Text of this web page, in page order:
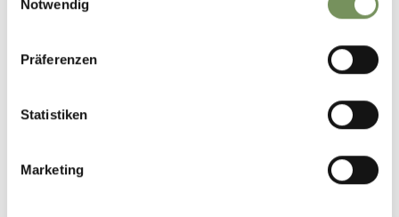
Notwendig
Präferenzen
Statistiken
Marketing